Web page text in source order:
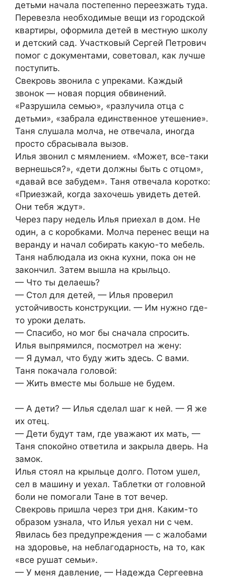
детьми начала постепенно переезжать туда.
Перевезла необходимые вещи из городской
квартиры, оформила детей в местную школу
и детский сад. Участковый Сергей Петрович
помог с документами, советовал, как лучше
поступить.
Свекровь звонила с упреками. Каждый
звонок — новая порция обвинений.
«Разрушила семью», «разлучила отца с
детьми», «забрала единственное утешение».
Таня слушала молча, не отвечала, иногда
просто сбрасывала вызов.
Илья звонил с мямлением. «Может, все-таки
вернешься?», «дети должны быть с отцом»,
«давай все забудем». Таня отвечала коротко:
«Приезжай, когда захочешь увидеть детей.
Они тебя ждут».
Через пару недель Илья приехал в дом. Не
один, а с коробками. Молча перенес вещи на
веранду и начал собирать какую-то мебель.
Таня наблюдала из окна кухни, пока он не
закончил. Затем вышла на крыльцо.
— Что ты делаешь?
— Стол для детей, — Илья проверил
устойчивость конструкции. — Им нужно где-
то уроки делать.
— Спасибо, но мог бы сначала спросить.
Илья выпрямился, посмотрел на жену:
— Я думал, что буду жить здесь. С вами.
Таня покачала головой:
— Жить вместе мы больше не будем.
— А дети? — Илья сделал шаг к ней. — Я же
их отец.
— Дети будут там, где уважают их мать, —
Таня спокойно ответила и закрыла дверь. На
замок.
Илья стоял на крыльце долго. Потом ушел,
сел в машину и уехал. Таблетки от головной
боли не помогали Тане в тот вечер.
Свекровь пришла через три дня. Каким-то
образом узнала, что Илья уехал ни с чем.
Явилась без предупреждения — с жалобами
на здоровье, на неблагодарность, на то, как
«все рушат семьи».
— У меня давление, — Надежда Сергеевна